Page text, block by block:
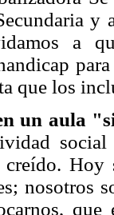
y
a
que los
un aula
Hoy
nosotros